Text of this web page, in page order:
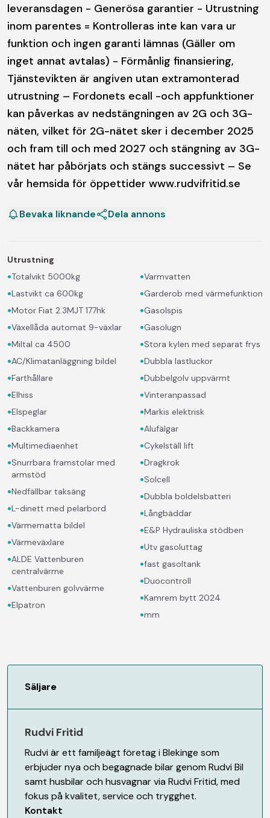
leveransdagen - Generösa garantier - Utrustning
inom parentes = Kontrolleras inte kan vara ur
funktion och ingen garanti lämnas (Gäller om
inget annat avtalas) - Förmånlig finansiering,
Tjänstevikten är angiven utan extramonterad
utrustning – Fordonets ecall -och appfunktioner
kan påverkas av nedstängningen av 2G och 3G-
näten, vilket för 2G-nätet sker i december 2025
och fram till och med 2027 och stängning av 3G-
nätet har påbörjats och stängs successivt – Se
vår hemsida för öppettider www.rudvifritid.se
Bevaka liknande Dela annons
Utrustning
•Totalvikt 5000kg
•Lastvikt ca 600kg
•Motor Fiat 2.3MJT 177hk
•Växellåda automat 9-växlar
•Miltal ca 4500
•AC/Klimatanläggning bildel
•Farthållare
•Elhiss
•Elspeglar
•Backkamera
•Multimediaenhet
•Snurrbara framstolar med
armstöd
•Nedfällbar taksäng
•L-dinett med pelarbord
•Värmematta bildel
•Värmeväxlare
•ALDE Vattenburen
centralvärme
•Vattenburen golvvärme
•Elpatron
•Varmvatten
•Garderob med värmefunktion
•Gasolspis
•Gasolugn
•Stora kylen med separat frys
•Dubbla lastluckor
•Dubbelgolv uppvärmt
•Vinteranpassad
•Markis elektrisk
•Alufälgar
•Cykelställ lift
•Dragkrok
•Solcell
•Dubbla boldelsbatteri
•Långbäddar
•E&P Hydrauliska stödben
•Utv gasoluttag
•fast gasoltank
•Duocontroll
•Kamrem bytt 2024
•mm
Säljare
Rudvi Fritid
Rudvi är ett familjeägt företag i Blekinge som
erbjuder nya och begagnade bilar genom Rudvi Bil
samt husbilar och husvagnar via Rudvi Fritid, med
fokus på kvalitet, service och trygghet.
Kontakt